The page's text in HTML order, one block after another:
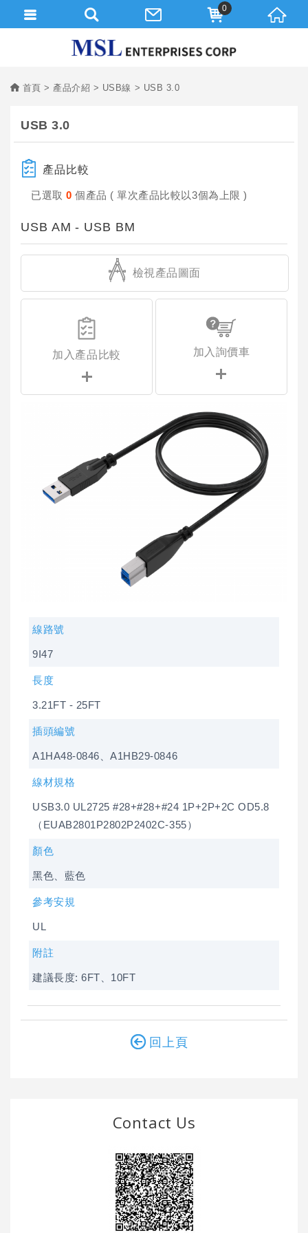
首頁 產品介紹 USB線 USB 3.0
USB 3.0
產品比較
已選取 0個產品 ( 單次產品比較以3個為上限 )
USB AM - USB BM
檢視產品圖面
加入產品比較 加入詢價車
線路號
9I47
長度
3.21FT - 25FT
插頭編號
A1HA48-0846、A1HB29-0846
線材規格
USB3.0 UL2725 #28+#28+#24 1P+2P+2C OD5.8
（EUAB2801P2802P2402C-355）
顏色
黑色、藍色
參考安規
UL
附註
建議長度: 6FT、10FT
回上頁
Contact Us
0